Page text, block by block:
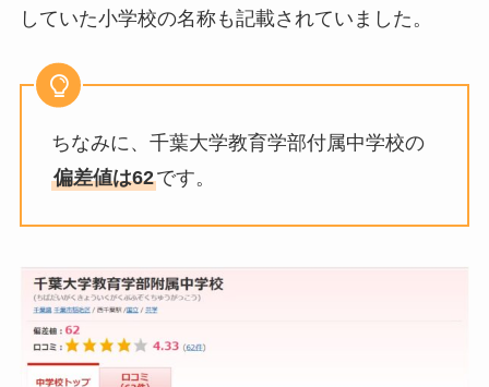
していた小学校の名称も記載されていました。
ちなみに、千葉大学教育学部付属中学校の
偏差値は62です。